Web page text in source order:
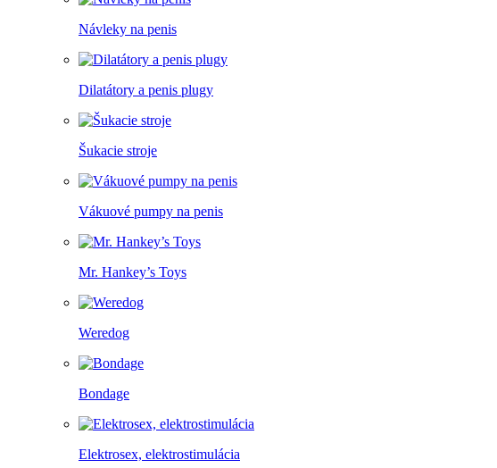
Návleky na penis
Dilatátory a penis plugy
Šukacie stroje
Vákuové pumpy na penis
Mr. Hankey’s Toys
Weredog
Bondage
Elektrosex, elektrostimulácia